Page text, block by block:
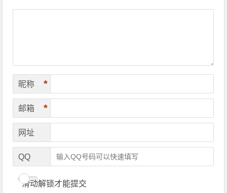
昵称 *
邮箱 *
网址
QQ
滑动解锁才能提交